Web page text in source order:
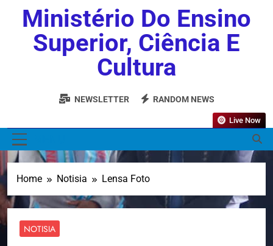
Ministério Do Ensino
Superior, Ciência E
Cultura
NEWSLETTER RANDOM NEWS
Live Now
Home Notisia Lensa Foto
NOTISIA